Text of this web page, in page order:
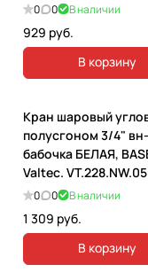
0 0 В наличии
929 руб.
В корзину
Кран шаровый
полусгоном 3/4" вн-нар
бабочка БЕЛАЯ,
Valtec. VT.228.NW.05
0 0 В наличии
1 309 руб.
В корзину